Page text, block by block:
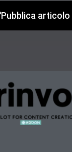
Pubblica articolo